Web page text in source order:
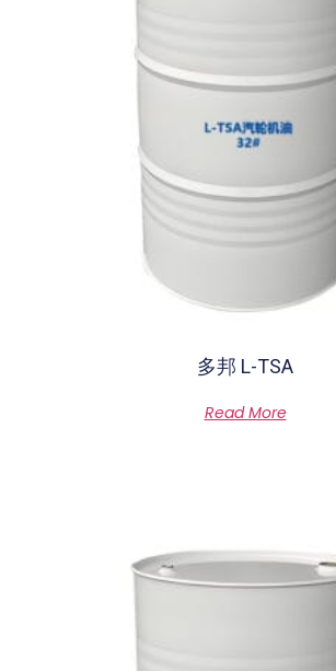
多邦 L-TSA
0
out
of
Read More